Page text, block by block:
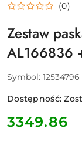
(0)
Zestaw
AL166836
Symbol: 12534796
Dostępność:
cena:
3349.86